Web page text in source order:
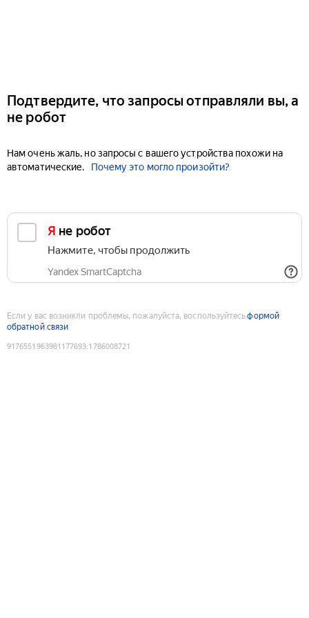
Подтвердите, что запросы отправляли вы, а
не робот
Нам очень жаль, но запросы с вашего устройства похожи на
автоматические.
Почему это могло произойти?
Я не робот
Нажмите, чтобы продолжить
Yandex SmartCaptcha
Если у вас возникли проблемы, пожалуйста, воспользуйтесьформой
обратной связи
9176551963981177693:1786008721